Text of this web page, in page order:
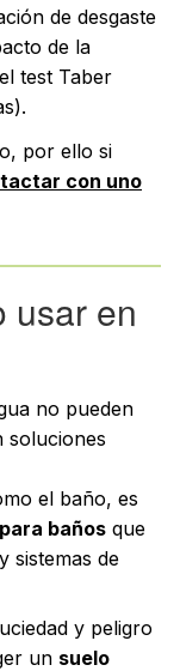
de desgaste
de la
test Taber
por ello si
con uno
usar en
no pueden
soluciones
el baño, es
baños que
sistemas de
y peligro
un suelo